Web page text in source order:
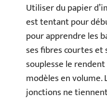
Utiliser du papier
est tentant pour
pour apprendre les
ses fibres courtes et
souplesse le
modèles en volume.
jonctions ne